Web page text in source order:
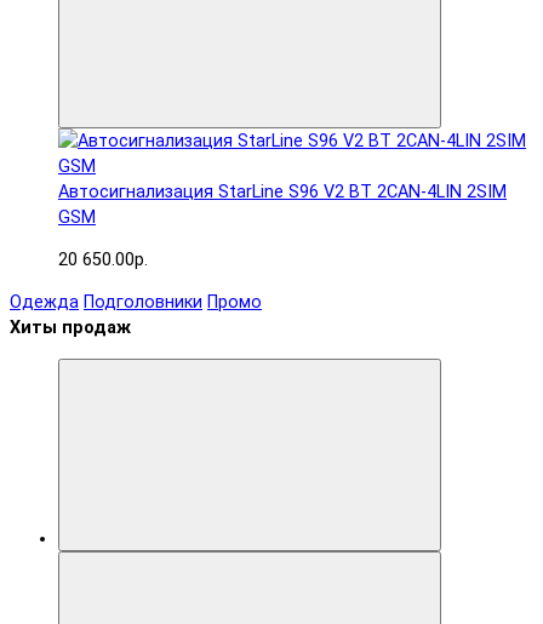
Автосигнализация StarLine S96 V2 BT 2CAN-4LIN 2SIM
GSM
20 650.00р.
Одежда Подголовники Промо
Хиты продаж